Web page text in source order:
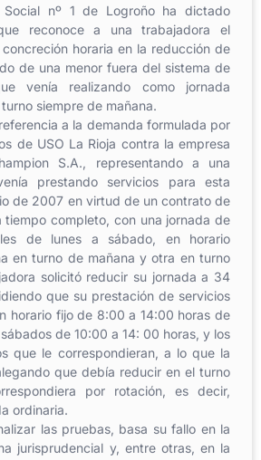
nº 1 de Logroño ha dictado
reconoce a una trabajadora el
horaria en la reducción de
de una menor fuera del sistema de
venía realizando como jornada
siempre de mañana.
a la demanda formulada por
de USO La Rioja contra la empresa
S.A., representando a una
prestando servicios para esta
de 2007 en virtud de un contrato de
tiempo completo, con una jornada de
de lunes a sábado, en horario
en turno de mañana y otra en turno
solicitó reducir su jornada a 34
que su prestación de servicios
horario fijo de 8:00 a 14:00 horas de
de 10:00 a 14: 00 horas, y los
que le correspondieran, a lo que la
que debía reducir en el turno
por rotación, es decir,
ordinaria.
las pruebas, basa su fallo en la
jurisprudencial y, entre otras, en la